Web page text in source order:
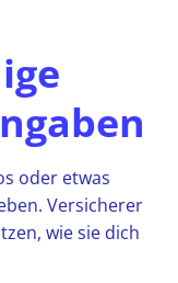
oder etwas
Versicherer
wie sie dich